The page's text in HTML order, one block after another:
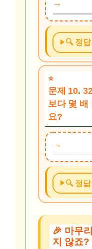
🔍 정
문제 10.
보다 몇 배
요?
🔍 정
🎉 마무
지 않죠?